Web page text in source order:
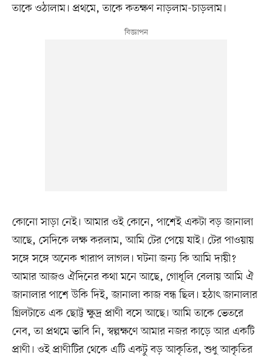
তাকে ওঠালাম। প্রথমে, তাকে কতক্ষণ নাড়লাম-চাড়লাম।
কোনো সাড়া নেই। আমার ওই কোনে, পাশেই একটা বড় জানালা
আছে, সেদিকে লক্ষ করলাম, আমি টের পেয়ে যাই। টের পাওয়ায়
সঙ্গে সঙ্গে অনেক খারাপ লাগল। ঘটনা জন্য কি আমি দায়ী?
আমার আজও ঐদিনের কথা মনে আছে, গোধূলি বেলায় আমি ঐ
জানালার পাশে উকি দিই, জানালা কাজ বন্ধ ছিল। হঠাৎ জানালার
গ্রিলটাতে এক ছোট্ট ক্ষুদ্র প্রাণী বসে আছে। আমি তাকে ভেতরে
নেব, তা প্রথমে ভাবি নি, স্বল্পক্ষণে আমার নজর কাড়ে আর একটি
প্রাণী। ওই প্রাণীটির থেকে এটি একটু বড় আকৃতির, শুধু আকৃতির